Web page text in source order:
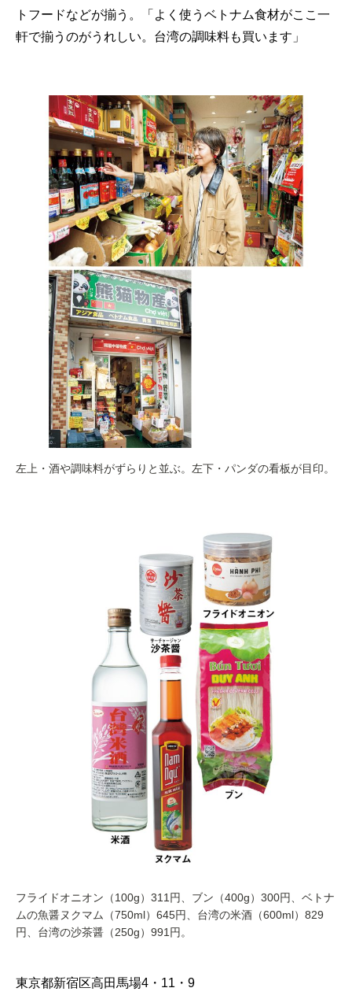
トフードなどが揃う。「よく使うベトナム食材がここ一
軒で揃うのがうれしい。台湾の調味料も買います」
左上・酒や調味料がずらりと並ぶ。左下・パンダの看板が目印。
フライドオニオン（100g）311円、ブン（400g）300円、ベトナ
ムの魚醤ヌクマム（750ml）645円、台湾の米酒（600ml）829
円、台湾の沙茶醤（250g）991円。
東京都新宿区高田馬場4・11・9